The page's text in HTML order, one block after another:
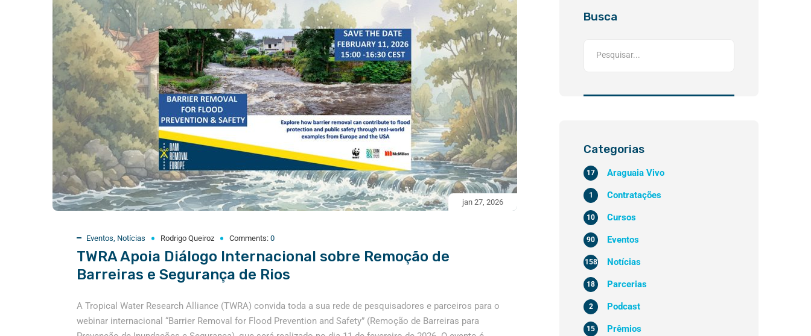
jan 27, 2026
Eventos, Notícias Rodrigo Queiroz Comments: 0
TWRA Apoia Diálogo Internacional sobre Remoção de
Barreiras e Segurança de Rios
A Tropical Water Research Alliance (TWRA) convida toda a sua rede de pesquisadores e parceiros para o
webinar internacional “Barrier Removal for Flood Prevention and Safety” (Remoção de Barreiras para
Busca
Categorias
Araguaia Vivo
17
Contratações
1
Cursos
10
Eventos
90
Notícias
158
Parcerias
18
Podcast
2
Prêmios
15